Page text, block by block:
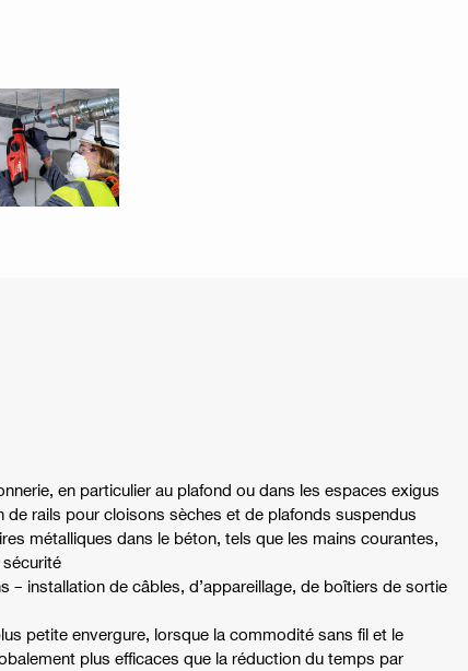
en particulier au plafond ou dans les espaces exigus
de rails pour cloisons sèches et de plafonds suspendus
métalliques dans le béton, tels que les mains courantes,
– installation de câbles, d’appareillage, de boîtiers de sortie
petite envergure, lorsque la commodité sans fil et le
plus efficaces que la réduction du temps par